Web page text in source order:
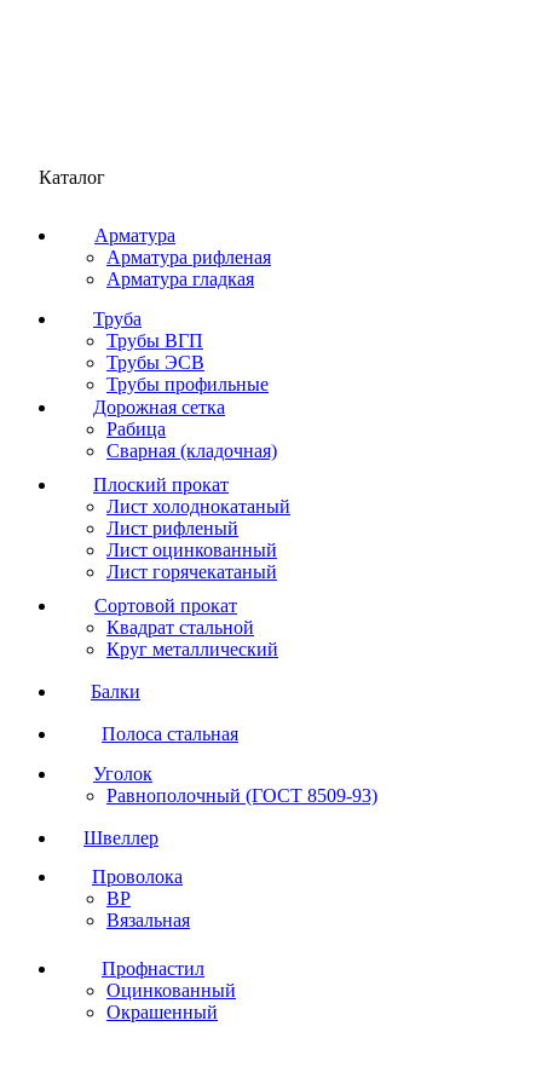
Каталог
Арматура
Арматура рифленая
Арматура гладкая
Труба
Трубы ВГП
Трубы ЭСВ
Трубы профильные
Дорожная сетка
Рабица
Сварная (кладочная)
Плоский прокат
Лист холоднокатаный
Лист рифленый
Лист оцинкованный
Лист горячекатаный
Сортовой прокат
Квадрат стальной
Круг металлический
Балки
Полоса стальная
Уголок
Равнополочный (ГОСТ 8509-93)
Швеллер
Проволока
ВР
Вязальная
Профнастил
Оцинкованный
Окрашенный